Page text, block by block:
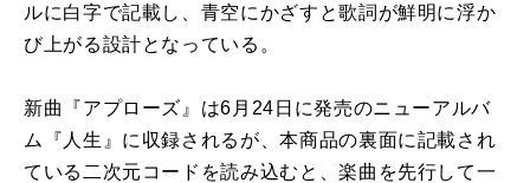
ルに白字で記載し、青空にかざすと歌詞が鮮明に浮か
び上がる設計となっている。
新曲『アプローズ』は6月24日に発売のニューアルバ
ム『人生』に収録されるが、本商品の裏面に記載され
ている二次元コードを読み込むと、楽曲を先行して一